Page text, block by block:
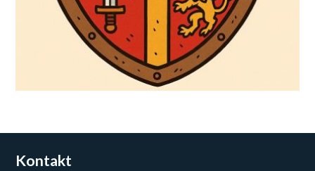
Kontakt